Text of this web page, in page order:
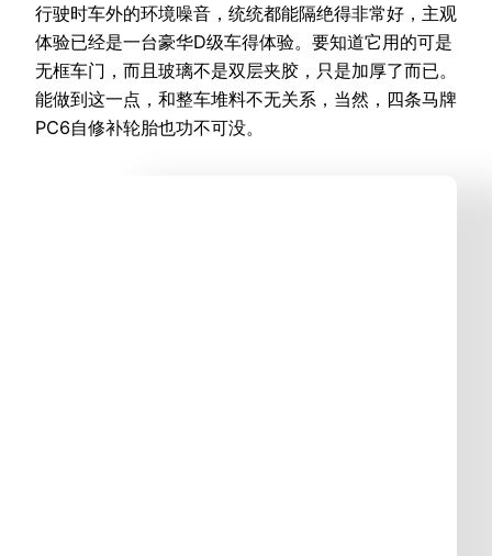
行驶时车外的环境噪音，统统都能隔绝得非常好，主观
体验已经是一台豪华D级车得体验。要知道它用的可是
无框车门，而且玻璃不是双层夹胶，只是加厚了而已。
能做到这一点，和整车堆料不无关系，当然，四条马牌
PC6自修补轮胎也功不可没。